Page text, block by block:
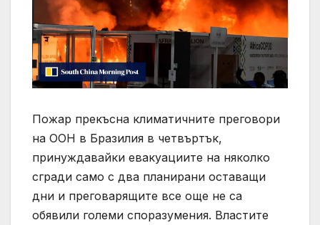
Пожар прекъсна климатичните преговори
на ООН в Бразилия в четвъртък,
принуждавайки евакуациите на няколко
сгради само с два планирани оставащи
дни и преговарящите все още не са
обявили големи споразумения. Властите